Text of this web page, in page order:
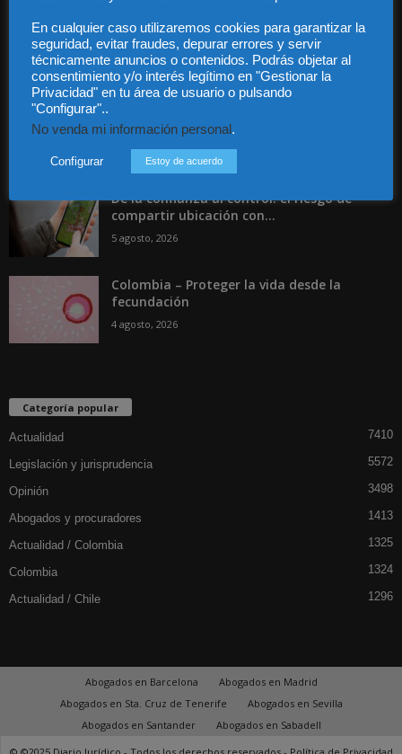
Incluso más noticias
abogados y procuradores del Turno...
5 agosto, 2026
De la confianza al control: el riesgo de
compartir ubicación con...
5 agosto, 2026
Colombia – Proteger la vida desde la
fecundación
4 agosto, 2026
Categoría popular
Actualidad 7410
Legislación y jurisprudencia 5572
Opinión 3498
Abogados y procuradores 1413
Actualidad / Colombia 1325
Colombia 1324
Actualidad / Chile 1296
Abogados en Barcelona
Abogados en Madrid
Abogados en Sta. Cruz de Tenerife
Abogados en Sevilla
Abogados en Santander
Abogados en Sabadell
En cualquier caso utilizaremos cookies para garantizar la
seguridad, evitar fraudes, depurar errores y servir
técnicamente anuncios o contenidos. Podrás objetar al
consentimiento y/o interés legítimo en "Gestionar la
Privacidad" en tu área de usuario o pulsando
"Configurar"..
No venda mi información personal.
Configurar Estoy de acuerdo